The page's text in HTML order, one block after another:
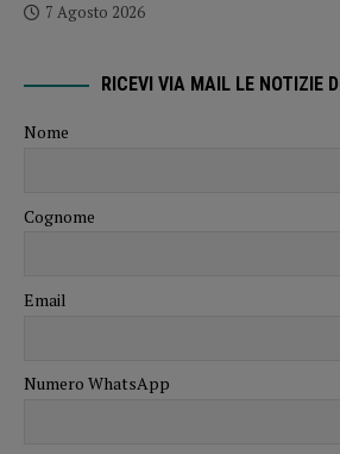
7 Agosto 2026
RICEVI VIA MAIL LE NOTIZIE
Nome
Cognome
Email
Numero WhatsApp